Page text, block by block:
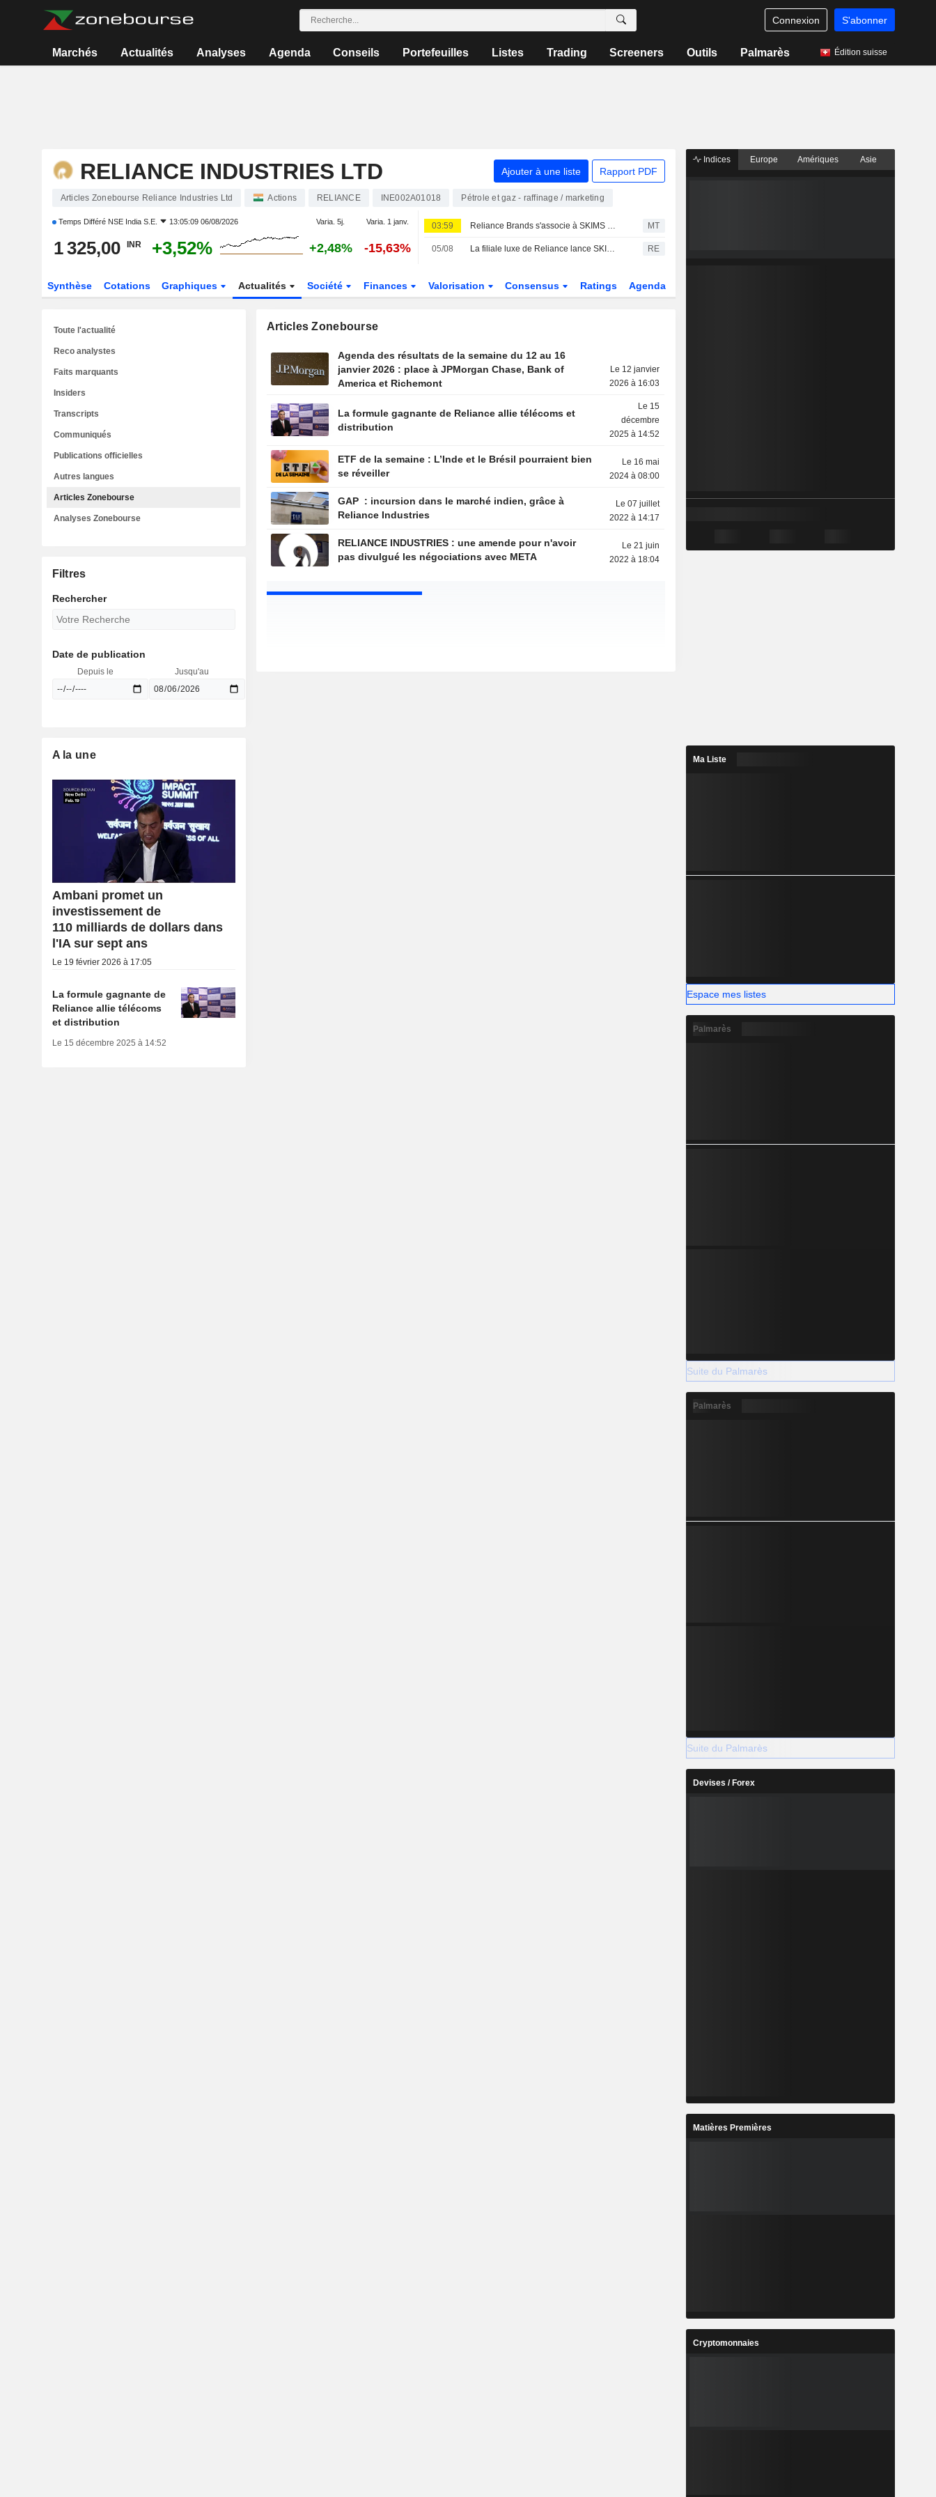
Connexion S'abonner
Marchés Actualités Analyses Agenda Conseils Portefeuilles Listes Trading Screeners Outils Palmarès Édition suisse
RELIANCE INDUSTRIES LTD Ajouter à une liste Rapport PDF
Articles Zonebourse Reliance Industries Ltd Actions RELIANCE INE002A01018 Pétrole et gaz - raffinage / marketing
Temps Différé NSE India S.E. 13:05:09 06/08/2026 Varia. 5j. Varia. 1 janv.
1 325,00 INR +3,52% +2,48% -15,63%
03:59 Reliance Brands s'associe à SKIMS pour lancer la marque en Inde MT
05/08 La filiale luxe de Reliance lance SKIMS, la marque de Kim Kardashian, en Inde RE
Synthèse Cotations Graphiques Actualités Société Finances Valorisation Consensus Ratings Agenda
Articles Zonebourse
Agenda des résultats de la semaine du 12 au 16
janvier 2026 : place à JPMorgan Chase, Bank of
America et Richemont
Le 12 janvier
2026 à 16:03
La formule gagnante de Reliance allie télécoms et
distribution
Le 15
décembre
2025 à 14:52
ETF de la semaine : L’Inde et le Brésil pourraient bien
se réveiller
Le 16 mai
2024 à 08:00
GAP : incursion dans le marché indien, grâce à
Reliance Industries
Le 07 juillet
2022 à 14:17
RELIANCE INDUSTRIES : une amende pour n'avoir
pas divulgué les négociations avec META
Le 21 juin
2022 à 18:04
Toute l'actualité
Reco analystes
Faits marquants
Insiders
Transcripts
Communiqués
Publications officielles
Autres langues
Articles Zonebourse
Analyses Zonebourse
Filtres
Rechercher
Date de publication
Depuis le Jusqu'au
A la une
Ambani promet un
investissement de
110 milliards de dollars dans
l'IA sur sept ans
Le 19 février 2026 à 17:05
La formule gagnante de
Reliance allie télécoms
et distribution
Le 15 décembre 2025 à 14:52
Indices Europe Amériques Asie
Ma Liste
Espace mes listes
Palmarès
Suite du Palmarès
Palmarès
Suite du Palmarès
Devises / Forex
Matières Premières
Cryptomonnaies